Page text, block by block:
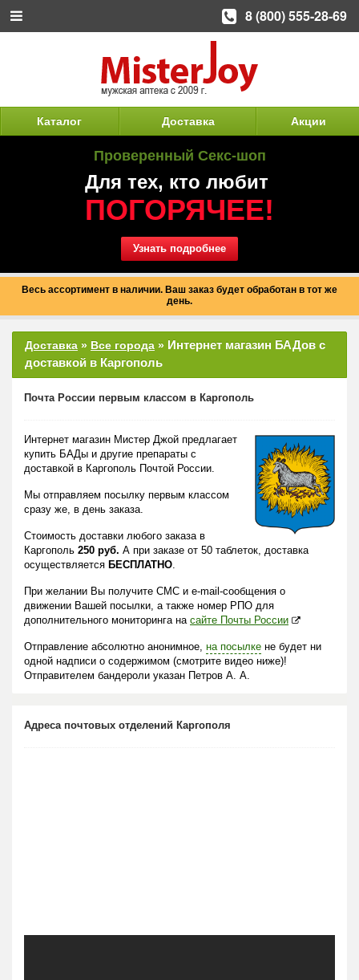
Каталог Доставка Акции
Проверенный Секс-шоп
Для тех, кто любит
ПОГОРЯЧЕЕ!
Узнать подробнее
Весь ассортимент в наличии. Ваш заказ будет обработан в тот же
день.
Доставка » Все города » Интернет магазин БАДов с
доставкой в Каргополь
Почта России первым классом в Каргополь
Интернет магазин Мистер Джой предлагает
купить БАДы и другие препараты с
доставкой в Каргополь Почтой России.
Мы отправляем посылку первым классом
сразу же, в день заказа.
Стоимость доставки любого заказа в
Каргополь 250 руб. А при заказе от 50 таблеток, доставка
осуществляется БЕСПЛАТНО.
При желании Вы получите СМС и e-mail-сообщения о
движении Вашей посылки, а также номер РПО для
дополнительного мониторинга на сайте Почты России
Отправление абсолютно анонимное, на посылке не будет ни
одной надписи о содержимом (смотрите видео ниже)!
Отправителем бандероли указан Петров А. А.
Адреса почтовых отделений Каргополя
8 (800) 555-28-69